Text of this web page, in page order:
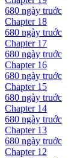
680 ngày truớc
Chapter 18
680 ngày truớc
Chapter 17
680 ngày truớc
Chapter 16
680 ngày truớc
Chapter 15
680 ngày truớc
Chapter 14
680 ngày truớc
Chapter 13
680 ngày truớc
Chapter 12